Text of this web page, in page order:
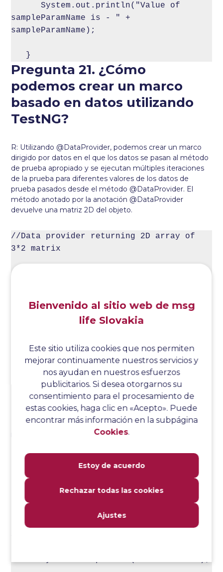
System.out.println("Value of
sampleParamName is - " +
sampleParamName);
}
Pregunta 21. ¿Cómo
podemos crear un marco
basado en datos utilizando
TestNG?
R: Utilizando @DataProvider, podemos crear un marco
dirigido por datos en el que los datos se pasan al método
de prueba apropiado y se ejecutan múltiples iteraciones
de la prueba para diferentes valores de los datos de
prueba pasados desde el método @DataProvider. El
método anotado por la anotación @DataProvider
devuelve una matriz 2D del objeto.
//Data provider returning 2D array of
3*2 matrix
@DataProvider(name = "dataProvider1")
dataProviderMethod1() {
{{"kuldeep","rana"}, {"k1","r1"},
{"k2","r2"}};
//This method is bound to the above
data provider returning 2D array of 3*2
//The test case will run 3 times with
different set of values
@Test(dataProvider = "dataProvider1")
public void sampleTest(String s1,
Bienvenido al sitio web de msg
life Slovakia
Este sitio utiliza cookies que nos permiten
mejorar continuamente nuestros servicios y
nos ayudan en nuestros esfuerzos
publicitarios. Si desea otorgarnos su
consentimiento para el procesamiento de
estas cookies, haga clic en «Acepto». Puede
encontrar más información en la subpágina
Cookies.
Estoy de acuerdo
Rechazar todas las cookies
Ajustes